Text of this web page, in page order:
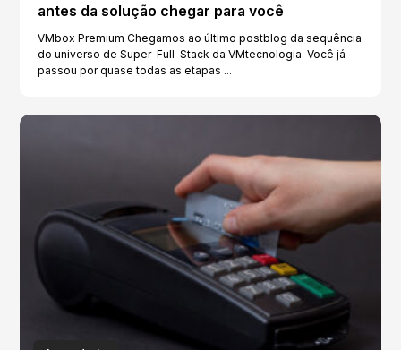
antes da solução chegar para você
VMbox Premium Chegamos ao último postblog da sequência
do universo de Super-Full-Stack da VMtecnologia. Você já
passou por quase todas as etapas ...